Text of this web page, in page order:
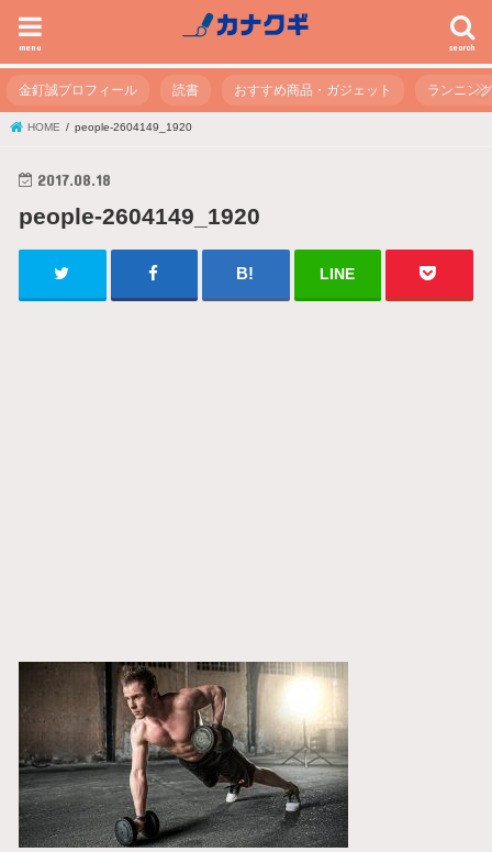
search
menu
金釘誠プロフィール 読書 おすすめ商品・ガジェット ランニング
HOME people-2604149_1920
2017.08.18
people-2604149_1920
LINE